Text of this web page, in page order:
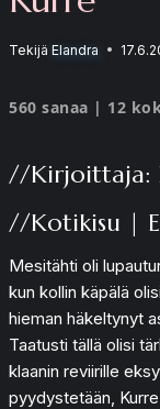
Tekijä Elandra
560 sanaa | 12
//Kirjoittaja:
//Kotikisu |
Mesitähti oli
kun kollin käpälä
hieman häkeltynyt
Taatusti tällä olisi
klaanin reviirille
pyydystetään,